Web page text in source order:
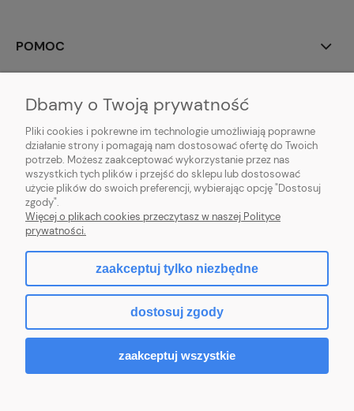
POMOC
PŁATNOŚCI I DOSTAWA
INFORMACJE
O NAS
Sklep internetowy Shoper Premium
Dbamy o Twoją prywatność
Pliki cookies i pokrewne im technologie umożliwiają poprawne
działanie strony i pomagają nam dostosować ofertę do Twoich
potrzeb. Możesz zaakceptować wykorzystanie przez nas
wszystkich tych plików i przejść do sklepu lub dostosować
użycie plików do swoich preferencji, wybierając opcję "Dostosuj
zgody".
Więcej o plikach cookies przeczytasz w naszej Polityce
prywatności.
zaakceptuj tylko niezbędne
dostosuj zgody
zaakceptuj wszystkie